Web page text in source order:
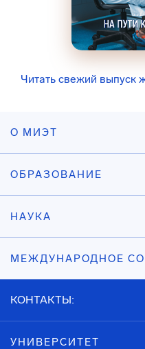
Читать свежий
О МИЭТ
ОБРАЗОВАНИЕ
НАУКА
МЕЖДУНАРОДНОЕ
КОНТАКТЫ:
УНИВЕРСИТЕТ